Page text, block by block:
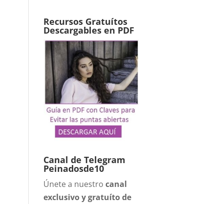
Recursos Gratuítos
Descargables en PDF
Canal de Telegram
Peinadosde10
Únete a nuestrocanal
exclusivo y gratuíto de